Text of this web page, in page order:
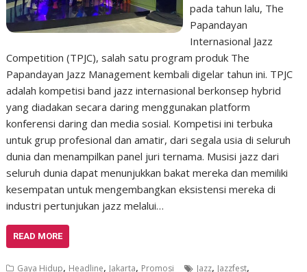
pada tahun lalu, The
Papandayan
Internasional Jazz
Competition (TPJC), salah satu program produk The
Papandayan Jazz Management kembali digelar tahun ini. TPJC
adalah kompetisi band jazz internasional berkonsep hybrid
yang diadakan secara daring menggunakan platform
konferensi daring dan media sosial. Kompetisi ini terbuka
untuk grup profesional dan amatir, dari segala usia di seluruh
dunia dan menampilkan panel juri ternama. Musisi jazz dari
seluruh dunia dapat menunjukkan bakat mereka dan memiliki
kesempatan untuk mengembangkan eksistensi mereka di
industri pertunjukan jazz melalui…
READ MORE
Gaya Hidup, Headline, Jakarta, Promosi Jazz, Jazzfest,